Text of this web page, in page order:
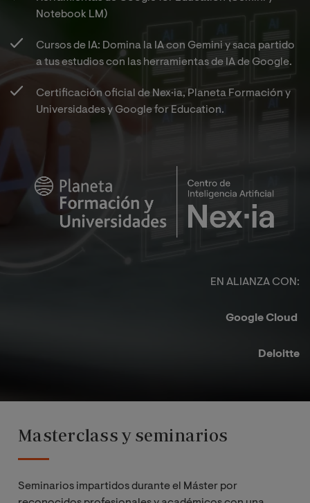
Notebook LM)​
Cursos de IA: Domina la IA con Gemini y saca partido
a tus estudios con las herramientas de IA de Google.​
Certificación oficial de Nex·ia, Planeta Formación y
Universidades y Google for Education.​
EN ALIANZA CON:​
Google Cloud ​
Deloitte​
Masterclass y seminarios
Seminarios impartidos durante el Máster por